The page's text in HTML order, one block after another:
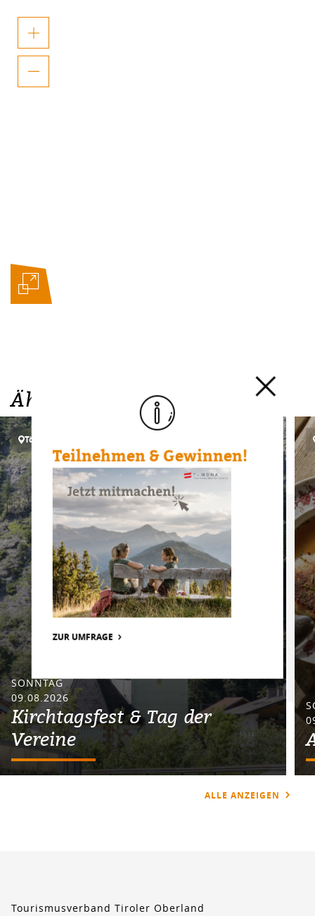
Teilnehmen & Gewinnen!
ZUR UMFRAGE
Ähnliche Events
Tösens
SONNTAG
09.08.2026
Kirchtagsfest & Tag der
Vereine
ALLE ANZEIGEN
Tourismusverband Tiroler Oberland